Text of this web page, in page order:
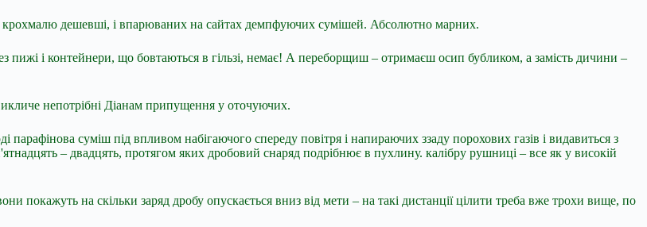
крохмалю дешевші, і впарюваних на сайтах демпфуючих сумішей. Абсолютно марних.
пижі і контейнери, що бовтаються в гільзі, немає! А переборщиш – отримаєш осип бубликом, а замість дичини –
непотрібні Діанам припущення у оточуючих.
суміш під впливом набігаючого спереду повітря і напираючих ззаду порохових газів і видавиться з
– двадцять, протягом яких дробовий снаряд подрібнює в пухлину. калібру рушниці – все як у високій
покажуть на скільки заряд дробу опускається вниз від мети – на такі дистанції цілити треба вже трохи вище, по